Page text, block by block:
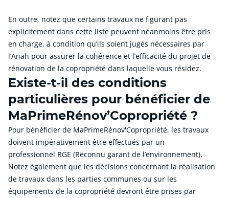
En outre, notez que certains travaux ne figurant pas
explicitement dans cette liste peuvent néanmoins être pris
en charge, à condition qu’ils soient jugés nécessaires par
l’Anah pour assurer la cohérence et l’efficacité du projet de
rénovation de la copropriété dans laquelle vous résidez.
Existe-t-il des conditions
particulières pour bénéficier de
MaPrimeRénov’Copropriété ?
Pour bénéficier de MaPrimeRénov'Copropriété, les travaux
doivent impérativement être effectués par un
professionnel RGE (Reconnu garant de l’environnement).
Notez également que les décisions concernant la réalisation
de travaux dans les parties communes ou sur les
équipements de la copropriété devront être prises par